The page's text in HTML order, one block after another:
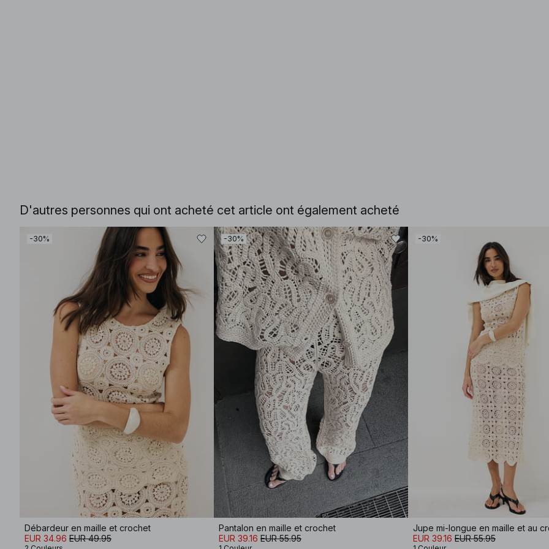
D'autres personnes qui ont acheté cet article ont également acheté
-30%
Débardeur en maille et crochet
EUR 34.96 EUR 49.95
-30%
Pantalon en maille et crochet
EUR 39.16 EUR 55.95
-30%
Jupe mi-longue en maille et au
EUR 39.16 EUR 55.95